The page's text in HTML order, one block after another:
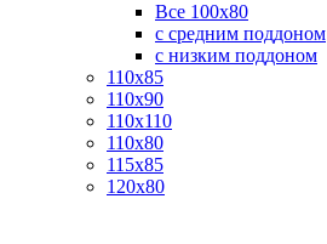
Все 100х80
с средним поддоном
с низким поддоном
110х85
110х90
110х110
110х80
115х85
120х80